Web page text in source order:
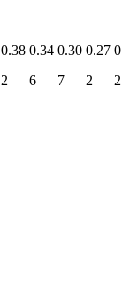
0.38
2
0.34
6
0.30
7
0.27
2
2